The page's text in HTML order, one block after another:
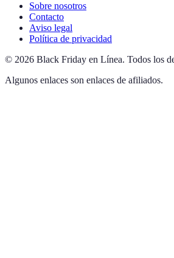
Sobre nosotros
Contacto
Aviso legal
Política de privacidad
© 2026 Black Friday en Línea. Todos los
Algunos enlaces son enlaces de afiliados.